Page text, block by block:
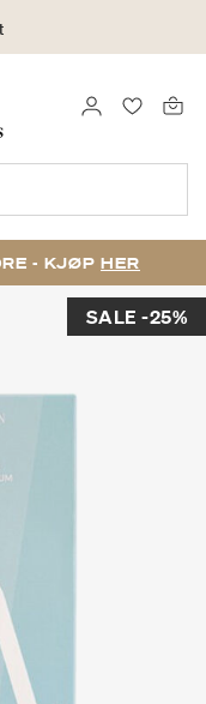
LOGG INN
- KJØP HER
SALE -25%